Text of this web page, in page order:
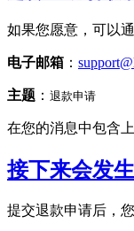
如果您愿意，可以
电子邮箱 ：
主题 ： 退款申请
在您的消息中包含
接下来会发
提交退款申请后，